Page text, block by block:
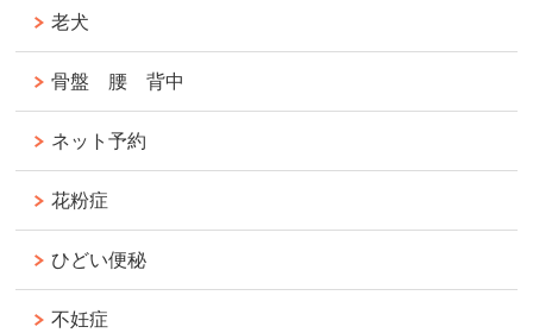
老犬
骨盤 腰 背中
ネット予約
花粉症
ひどい便秘
不妊症